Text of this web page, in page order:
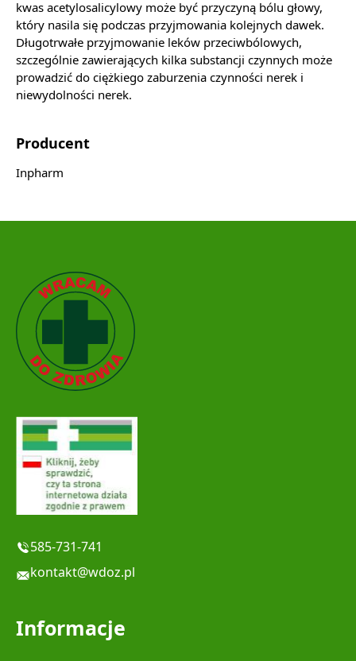
kwas acetylosalicylowy może być przyczyną bólu głowy,
który nasila się podczas przyjmowania kolejnych dawek.
Długotrwałe przyjmowanie leków przeciwbólowych,
szczególnie zawierających kilka substancji czynnych może
prowadzić do ciężkiego zaburzenia czynności nerek i
niewydolności nerek.
Producent
Inpharm
585-731-741
kontakt@wdoz.pl
Informacje